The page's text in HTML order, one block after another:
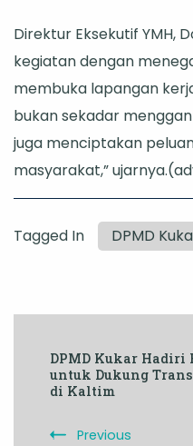
Direktur Eksekutif YMH,
kegiatan dengan
membuka lapangan
bukan sekadar
juga menciptakan
masyarakat,”
Tagged In DPMD
Navigation
DPMD Kukar Hadiri
untuk Dukung
di Kaltim
Previous